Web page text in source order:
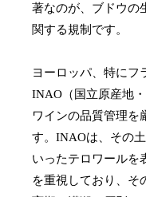
著なのが、ブドウの
関する規制です。
ヨーロッパ、特にフ
INAO（国立原産地
ワインの品質管理を
す。INAOは、その
いったテロワールを
を重視しており、そ